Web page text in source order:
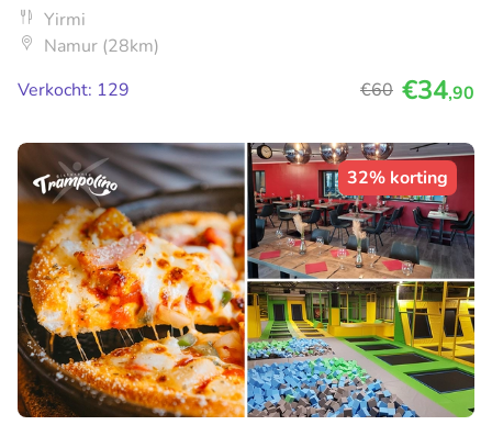
Yirmi
Namur (28km)
Verkocht: 129
€60 €34,90
32% korting